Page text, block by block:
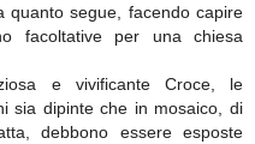
quanto segue, facendo capire
facoltative per una chiesa
e vivificante Croce, le
sia dipinte che in mosaico, di
debbono essere esposte